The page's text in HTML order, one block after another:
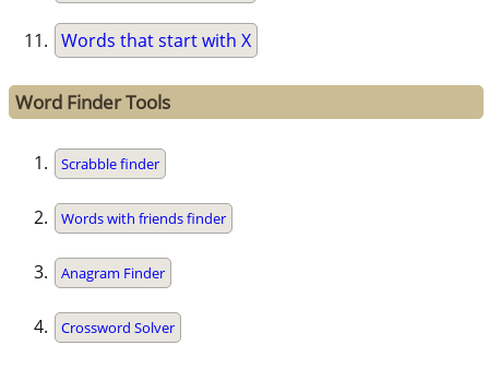
Words that start with X
Word Finder Tools
Scrabble finder
Words with friends finder
Anagram Finder
Crossword Solver